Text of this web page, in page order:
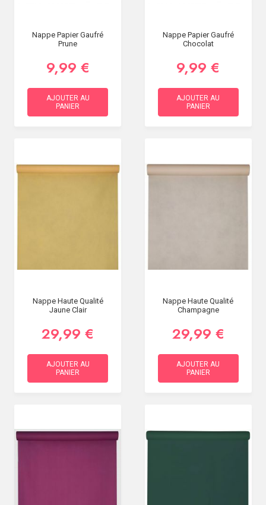
Nappe Papier Gaufré
Prune
9,99 €
AJOUTER AU
PANIER
Nappe Papier Gaufré
Chocolat
9,99 €
AJOUTER AU
PANIER
Nappe Haute Qualité
Jaune Clair
29,99 €
AJOUTER AU
PANIER
Nappe Haute Qualité
Champagne
29,99 €
AJOUTER AU
PANIER